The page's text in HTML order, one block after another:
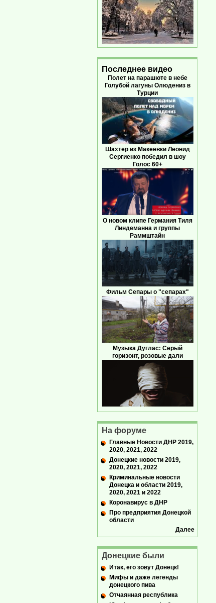
Последнее видео
Полет на парашюте в небе
Голубой лагуны Олюдениз в
Турции
Шахтер из Макеевки Леонид
Сергиенко победил в шоу
Голос 60+
О новом клипе Германия Тиля
Линдеманна и группы
Раммштайн
Фильм Сепары о "сепарах"
Музыка Дуглас: Серый
горизонт, розовые дали
На форуме
Главные Новости ДНР 2019,
2020, 2021, 2022
Донецкие новости 2019,
2020, 2021, 2022
Криминальные новости
Донецка и области 2019,
2020, 2021 и 2022
Коронавирус в ДНР
Про предприятия Донецкой
области
Далее
Донецкие были
Итак, его зовут Донецк!
Мифы и даже легенды
донецкого пива
Отчаянная республика